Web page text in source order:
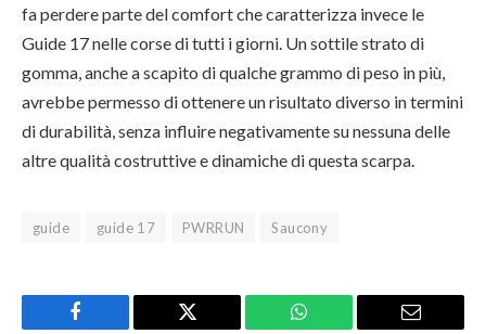
fa perdere parte del comfort che caratterizza invece le
Guide 17 nelle corse di tutti i giorni. Un sottile strato di
gomma, anche a scapito di qualche grammo di peso in più,
avrebbe permesso di ottenere un risultato diverso in termini
di durabilità, senza influire negativamente su nessuna delle
altre qualità costruttive e dinamiche di questa scarpa.
guide guide 17 PWRRUN Saucony
Facebook Twitter WhatsApp Email